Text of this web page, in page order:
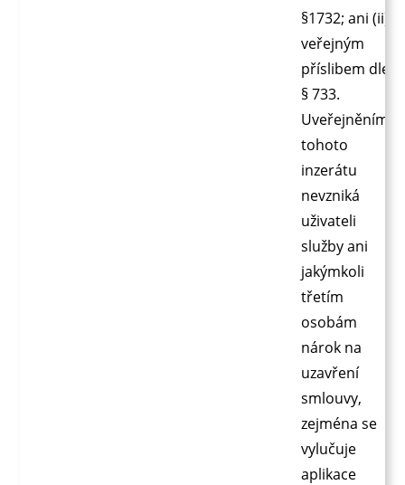
§1732; ani (ii)
veřejným
příslibem dle
§ 733.
Uveřejněním
tohoto
inzerátu
nevzniká
uživateli
služby ani
jakýmkoli
třetím
osobám
nárok na
uzavření
smlouvy,
zejména se
vylučuje
aplikace